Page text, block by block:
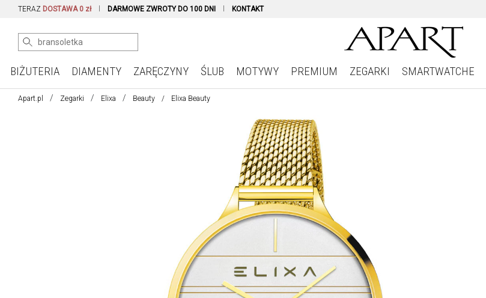
TERAZ DOSTAWA 0 zł DARMOWE ZWROTY DO 100 DNI KONTAKT
BIŻUTERIA DIAMENTY ZARĘCZYNY ŚLUB MOTYWY PREMIUM ZEGARKI SMARTWATCHE
Apart.pl Zegarki Elixa Beauty Elixa Beauty